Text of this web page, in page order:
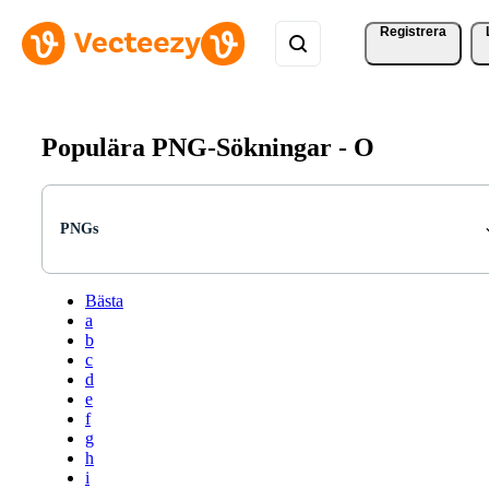
Registrera
Populära PNG-Sökningar - O
PNGs
Bästa
a
b
c
d
e
f
g
h
i